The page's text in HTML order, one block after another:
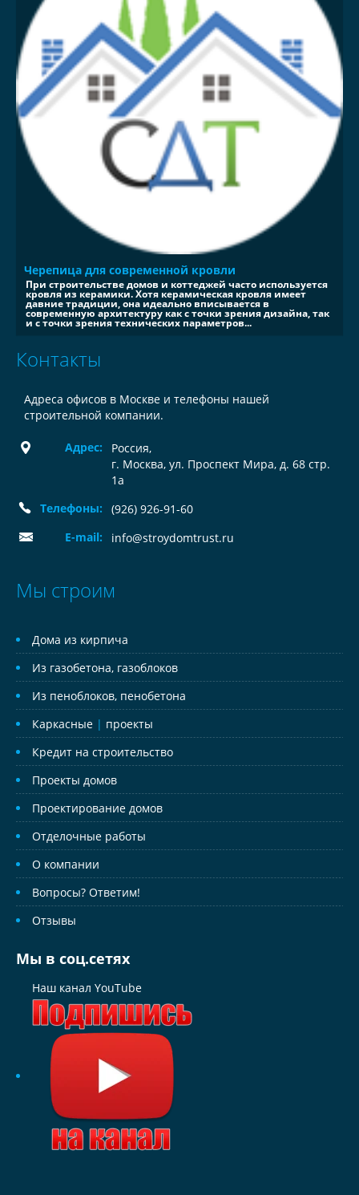
Черепица для современной кровли
При строительстве домов и коттеджей часто используется
кровля из керамики. Хотя керамическая кровля имеет
давние традиции, она идеально вписывается в
современную архитектуру как с точки зрения дизайна, так
и с точки зрения технических параметров...
Контакты
Адреса офисов в Москве и телефоны нашей
строительной компании.
Адрес: Россия,
г. Москва, ул. Проспект Мира, д. 68 стр.
1а
Телефоны:
(926) 926-91-60
E-mail:
info@stroydomtrust.ru
Мы строим
Дома из кирпича
Из газобетона, газоблоков
Из пеноблоков, пенобетона
Каркасные | проекты
Кредит на строительство
Проекты домов
Проектирование домов
Отделочные работы
О компании
Вопросы? Ответим!
Отзывы
Мы в соц.сетях
Наш канал YouTube